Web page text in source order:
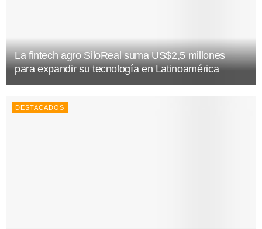
La fintech agro SiloReal suma US$2,5 millones
para expandir su tecnología en Latinoamérica
DESTACADOS